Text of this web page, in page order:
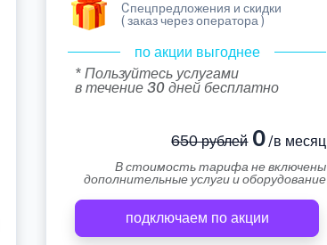
Cпецпредложения и скидки
( заказ через оператора )
по акции выгоднее
* Пользуйтесь услугами
в течение 30 дней бесплатно
650 рублей0/в месяц
В стоимость тарифа не включены
дополнительные услуги и оборудование
подключаем по акции